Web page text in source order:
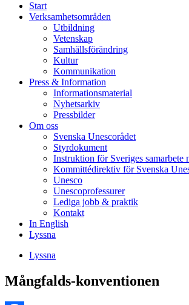
Start
Verksamhetsområden
Utbildning
Vetenskap
Samhällsförändring
Kultur
Kommunikation
Press & Information
Informationsmaterial
Nyhetsarkiv
Pressbilder
Om oss
Svenska Unescorådet
Styrdokument
Instruktion för Sveriges samarbete
Kommittédirektiv för Svenska
Unesco
Unescoprofessurer
Lediga jobb & praktik
Kontakt
In English
Lyssna
Lyssna
Mångfalds-konventionen